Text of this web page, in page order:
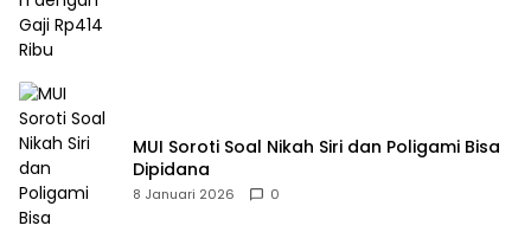
MUI Soroti Soal Nikah Siri dan Poligami Bisa
Dipidana
8 Januari 2026 0